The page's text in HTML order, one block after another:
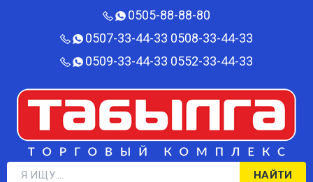
0505-88-88-80‬
0507-33-44-33 0508-33-44-33
0509-33-44-33 0552-33-44-33
НАЙТИ